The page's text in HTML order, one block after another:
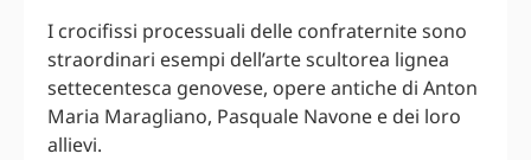
I crocifissi processuali delle confraternite sono
straordinari esempi dell’arte scultorea lignea
settecentesca genovese, opere antiche di Anton
Maria Maragliano, Pasquale Navone e dei loro
allievi.